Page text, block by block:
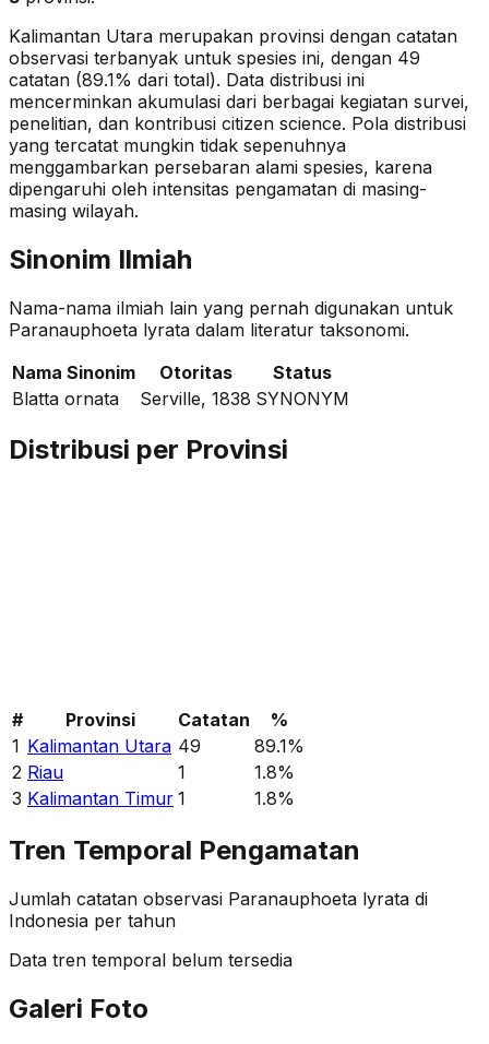
Kalimantan Utara merupakan provinsi dengan catatan
observasi terbanyak untuk spesies ini, dengan 49
catatan (89.1% dari total). Data distribusi ini
mencerminkan akumulasi dari berbagai kegiatan survei,
penelitian, dan kontribusi citizen science. Pola distribusi
yang tercatat mungkin tidak sepenuhnya
menggambarkan persebaran alami spesies, karena
dipengaruhi oleh intensitas pengamatan di masing-
masing wilayah.
Sinonim Ilmiah
Nama-nama ilmiah lain yang pernah digunakan untuk
Paranauphoeta lyrata dalam literatur taksonomi.
Nama Sinonim
Otoritas
Status
Blatta ornata
Serville, 1838 SYNONYM
Distribusi per Provinsi
# Provinsi Catatan
%
1 Kalimantan Utara 49 89.1%
2 Riau 1 1.8%
3 Kalimantan Timur 1 1.8%
Tren Temporal Pengamatan
Jumlah catatan observasi Paranauphoeta lyrata di
Indonesia per tahun
Data tren temporal belum tersedia
Galeri Foto